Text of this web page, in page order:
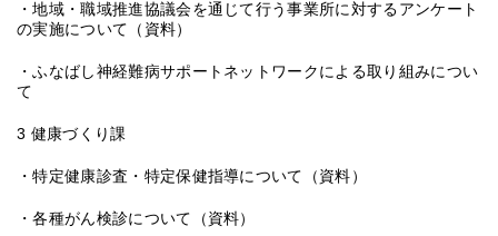
・地域・職域推進協議会を通じて行う事業所に対するアンケート
の実施について（資料）
・ふなばし神経難病サポートネットワークによる取り組みについ
て
3 健康づくり課
・特定健康診査・特定保健指導について（資料）
・各種がん検診について（資料）